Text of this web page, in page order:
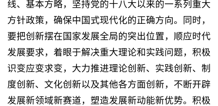
线、基本方略，坚持党的十八大以来的一系列重大
方针政策，确保中国式现代化的正确方向。同时，
要把创新摆在国家发展全局的突出位置，顺应时代
发展要求，着眼于解决重大理论和实践问题，积极
识变应变求变，大力推进理论创新、实践创新、制
度创新、文化创新以及其他各方面创新，不断开辟
发展新领域新赛道，塑造发展新动能新优势。积极